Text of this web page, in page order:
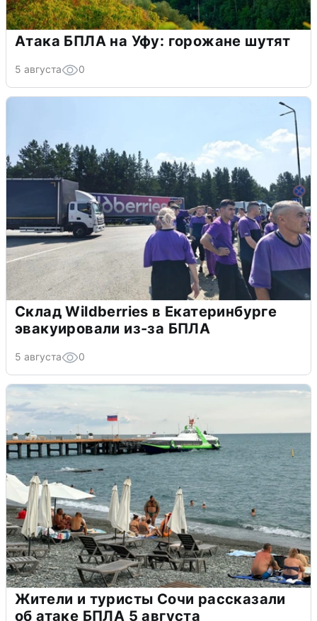
Атака БПЛА на Уфу: горожане шутят
5 августа 0
Склад Wildberries в Екатеринбурге
эвакуировали из-за БПЛА
5 августа 0
Жители и туристы Сочи рассказали
об атаке БПЛА 5 августа